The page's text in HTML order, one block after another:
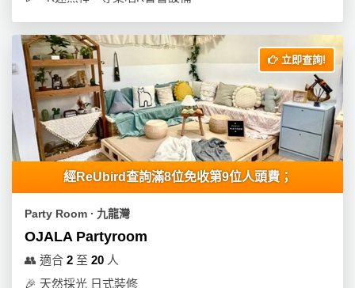
立即查詢!
經ReUbird查詢滿8位免收第9位人頭費；
Party Room ∙ 九龍灣
OJALA Partyroom
👥 適合 2 至 20 人
🎉 天然採光 日式裝修